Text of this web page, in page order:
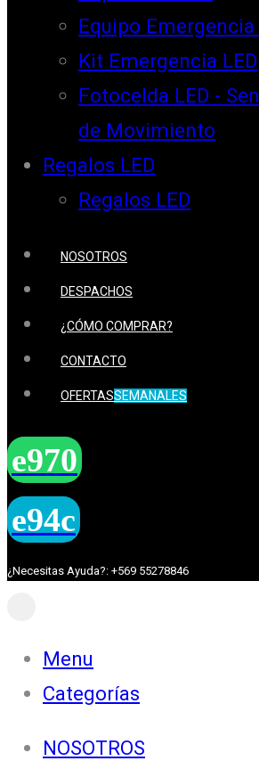
Equipo Emergencia
Kit Emergencia LED
Fotocelda LED -
de Movimiento
Regalos LED
Regalos LED
NOSOTROS
DESPACHOS
¿CÓMO COMPRAR?
CONTACTO
OFERTASSEMANALES
¿Necesitas Ayuda?: +569 55278846
Menu
Categorías
NOSOTROS